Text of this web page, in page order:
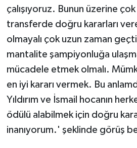
çalışıyoruz. Bunun üzerine
transferde doğru kararları
olmayalı çok uzun zaman
mantalite şampiyonluğa
mücadele etmek olmalı.
en iyi kararı vermek. Bu
Yıldırım ve İsmail hocanın
ödülü alabilmek için doğru
inanıyorum.' şeklinde görüş